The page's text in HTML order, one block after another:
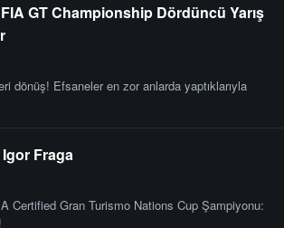
FIA GT Championship Dördüncü Yarış
dönüş! Efsaneler en zor anlarda yaptıklarıyla
Fraga
Certified Gran Turismo Nations Cup Şampiyonu: